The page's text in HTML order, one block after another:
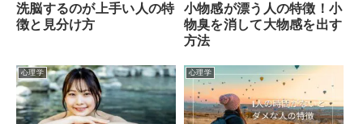
洗脳するのが上手い人の特
徴と見分け方
小物感が漂う人の特徴！小
物臭を消して大物感を出す
方法
心理学 心理学